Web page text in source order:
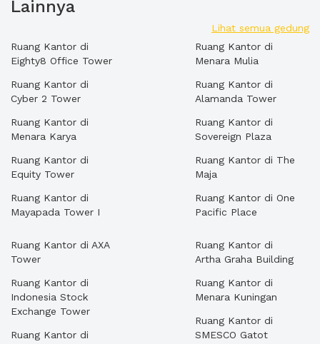
Lainnya
Lihat semua gedung
Ruang Kantor di
Eighty8 Office Tower
Ruang Kantor di
Cyber 2 Tower
Ruang Kantor di
Menara Karya
Ruang Kantor di
Equity Tower
Ruang Kantor di
Mayapada Tower I
Ruang Kantor di
Menara Mulia
Ruang Kantor di
Alamanda Tower
Ruang Kantor di
Sovereign Plaza
Ruang Kantor di The
Maja
Ruang Kantor di One
Pacific Place
Ruang Kantor di AXA
Tower
Ruang Kantor di
Indonesia Stock
Exchange Tower
Ruang Kantor di
Ruang Kantor di
Artha Graha Building
Ruang Kantor di
Menara Kuningan
Ruang Kantor di
SMESCO Gatot